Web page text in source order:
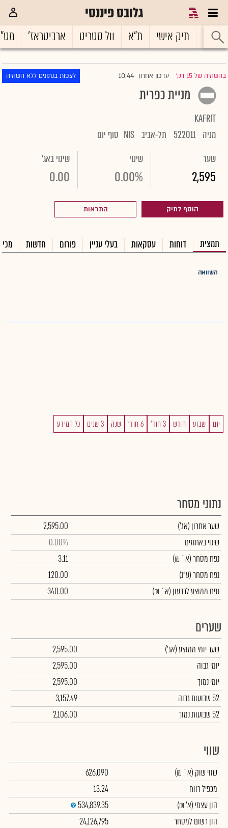
גלובס פיננסי
ראשי תיק אישי ת"א וול סטריט ארביטראז'
בהשהיה של 15 דק' |עדכון אחרון 10:44 לצפות בנתונים ללא השהיה
מניית כפרית
KAFRIT
מניה 522011 תל-אביב NIS סוף יום
שער
2,595
שינוי
0.00%
שינוי באג'
0.00
הוסף לתיק התראות
תמצית דוחות עסקאות בעלי עניין פורום חדשות
השוואה
יום שבוע חודש 3 חוד' 6 חוד' שנה 3 שנים כל המידע
נתוני מסחר
שער אחרון (אג')
2,595.00
שינוי באחוזים
0.00%
נפח מסחר(א` ₪)
3.11
נפח מסחר(ע"נ)
120.00
נפח ממוצע לרבעון (א` ₪)
340.00
שערים
שער יומי ממוצע(אג')
2,595.00
יומי גבוה
2,595.00
יומי נמוך
2,595.00
52 שבועות גבוה
3,157.49
52 שבועות נמוך
2,106.00
שווי
שווי שוק (א` ₪)
626,090
מכפיל רווח
13.24
הון עצמי (א' ₪)
534,839.35
הון רשום למסחר
24,126,795